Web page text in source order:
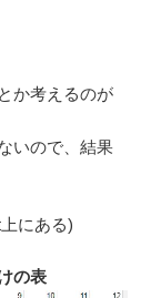
か考えるのが
いので、結果
にある)
の表